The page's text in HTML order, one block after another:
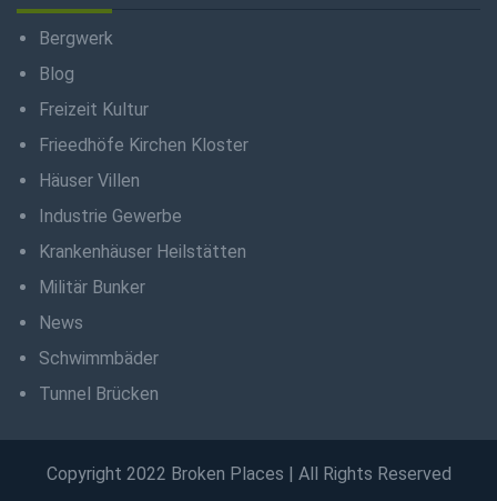
Bergwerk
Blog
Freizeit Kultur
Frieedhöfe Kirchen Kloster
Häuser Villen
Industrie Gewerbe
Krankenhäuser Heilstätten
Militär Bunker
News
Schwimmbäder
Tunnel Brücken
Copyright 2022 Broken Places | All Rights Reserved